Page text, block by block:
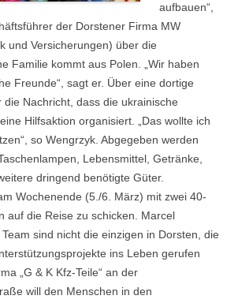
aufbauen“,
der Dorstener Firma MW
und Versicherungen) über die
Familie kommt aus Polen. „Wir haben
Freunde“, sagt er. Über eine dortige
die Nachricht, dass die ukrainische
Hilfsaktion organisiert. „Das wollte ich
so Wengrzyk. Abgegeben werden
Lebensmittel, Getränke,
dringend benötigte Güter.
Wochenende (5./6. März) mit zwei 40-
auf die Reise zu schicken. Marcel
sind nicht die einzigen in Dorsten, die
ins Leben gerufen
„G & K Kfz-Teile“ an der
will den Menschen in den